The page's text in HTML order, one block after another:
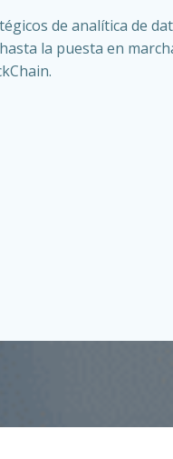
de analítica de
la puesta en